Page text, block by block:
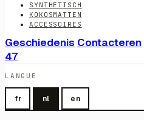
SYNTHETISCH
KOKOSMATTEN
ACCESSOIRES
Geschiedenis Contacteren
47
LANGUE
fr nl en